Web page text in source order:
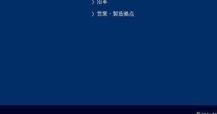
沿革
営業・製造拠点